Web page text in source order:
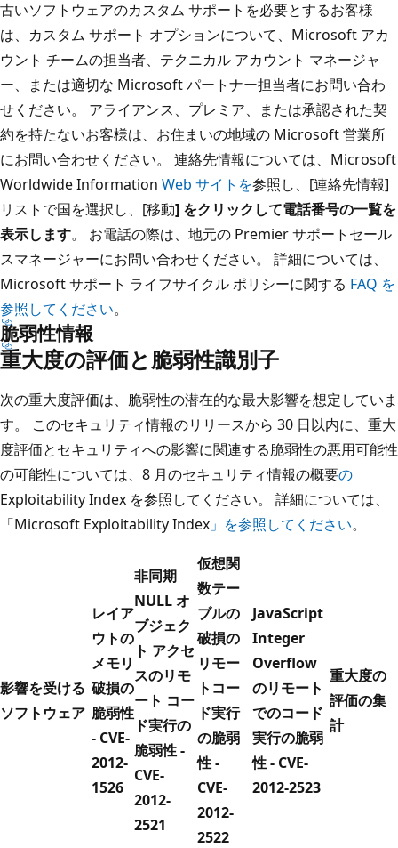
古いソフトウェアのカスタム サポートを必要とするお客様
は、カスタム サポート オプションについて、Microsoft アカ
ウント チームの担当者、テクニカル アカウント マネージャ
ー、または適切な Microsoft パートナー担当者にお問い合わ
せください。 アライアンス、プレミア、または承認された契
約を持たないお客様は、お住まいの地域の Microsoft 営業所
にお問い合わせください。 連絡先情報については、Microsoft
Worldwide Information Web サイトを参照し、[連絡先情報]
リストで国を選択し、[移動] をクリックして電話番号の一覧を
表示します。 お電話の際は、地元の Premier サポートセール
スマネージャーにお問い合わせください。 詳細については、
Microsoft サポート ライフサイクル ポリシーに関する FAQ を
参照してください。
脆弱性情報
重大度の評価と脆弱性識別子
次の重大度評価は、脆弱性の潜在的な最大影響を想定していま
す。 このセキュリティ情報のリリースから 30 日以内に、重大
度評価とセキュリティへの影響に関連する脆弱性の悪用可能性
の可能性については、8 月のセキュリティ情報の概要の
Exploitability Index を参照してください。 詳細については、
「Microsoft Exploitability Index 」を参照してください。
影響を受ける
ソフトウェア
レイア
ウトの
メモリ
破損の
脆弱性
- CVE-
2012-
1526
非同期
NULL オ
ブジェク
ト アクセ
スのリモ
ート コー
ド実行の
脆弱性 -
CVE-
2012-
2521
仮想関
数テー
ブルの
破損の
リモー
トコー
ド実行
の脆弱
性 -
CVE-
2012-
2522
JavaScript
Integer
Overflow
のリモート
でのコード
実行の脆弱
性 - CVE-
2012-2523
重大度の
評価の集
計